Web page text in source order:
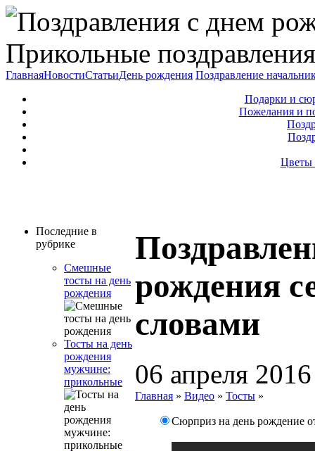
Прикольные
ГлавнаяНовостиСтатьиДень рождения Поздравление
Подарки и
Пожелания и
Цветы
Последние в
рубрике
Смешные
тосты на день
рождения
Тосты на день
рождения
мужчине:
прикольные
рождения
словами
06 апреля 2016
Главная » Видео » Тосты »
Сюрприз на день рождение